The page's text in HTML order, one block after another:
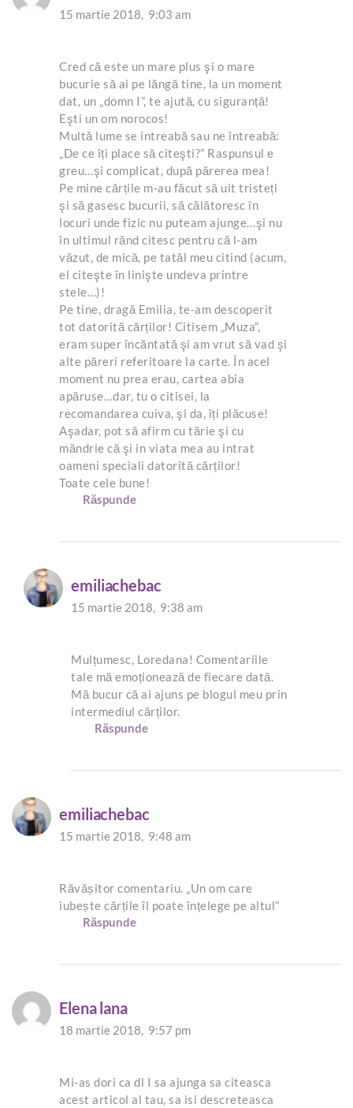
15 martie 2018, 9:03 am
Cred că este un mare plus şi o mare
bucurie să ai pe lăngă tine, la un moment
dat, un „domn I”, te ajută, cu siguranță!
Eşti un om norocos!
Multă lume se intreabă sau ne întreabă:
„De ce îți place să citeşti?” Raspunsul e
greu…şi complicat, după părerea mea!
Pe mine cărțile m-au făcut să uit tristeți
şi să gasesc bucurii, să călătoresc în
locuri unde fizic nu puteam ajunge…şi nu
în ultimul rănd citesc pentru că l-am
văzut, de mică, pe tatăl meu citind (acum,
el citeşte în linişte undeva printre
stele…)!
Pe tine, dragă Emilia, te-am descoperit
tot datorită cărților! Citisem „Muza”,
eram super încăntată şi am vrut să vad şi
alte păreri referitoare la carte. În acel
moment nu prea erau, cartea abia
apăruse…dar, tu o citisei, la
recomandarea cuiva, şi da, îți plăcuse!
Aşadar, pot să afirm cu tărie şi cu
măndrie că şi in viata mea au intrat
oameni speciali datorită cărților!
Toate cele bune!
Răspunde
emiliachebac
15 martie 2018, 9:38 am
Mulțumesc, Loredana! Comentariile
tale mă emoționează de fiecare dată.
Mă bucur că ai ajuns pe blogul meu prin
intermediul cărților.
Răspunde
emiliachebac
15 martie 2018, 9:48 am
Răvășitor comentariu. „Un om care
iubește cărțile îl poate înțelege pe altul”
Răspunde
Elena lana
18 martie 2018, 9:57 pm
Mi-as dori ca dl I sa ajunga sa citeasca
acest articol al tau, sa isi descreteasca